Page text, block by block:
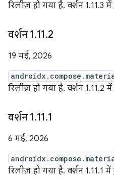
रिलीज़ हो गया है. वर्शन 1.11.3 में
वर्शन 1.11.2
19 मई, 2026
रिलीज़ हो गया है. वर्शन 1.11.2 में
वर्शन 1.11.1
6 मई, 2026
रिलीज़ हो गया है. वर्शन 1.11.1 में